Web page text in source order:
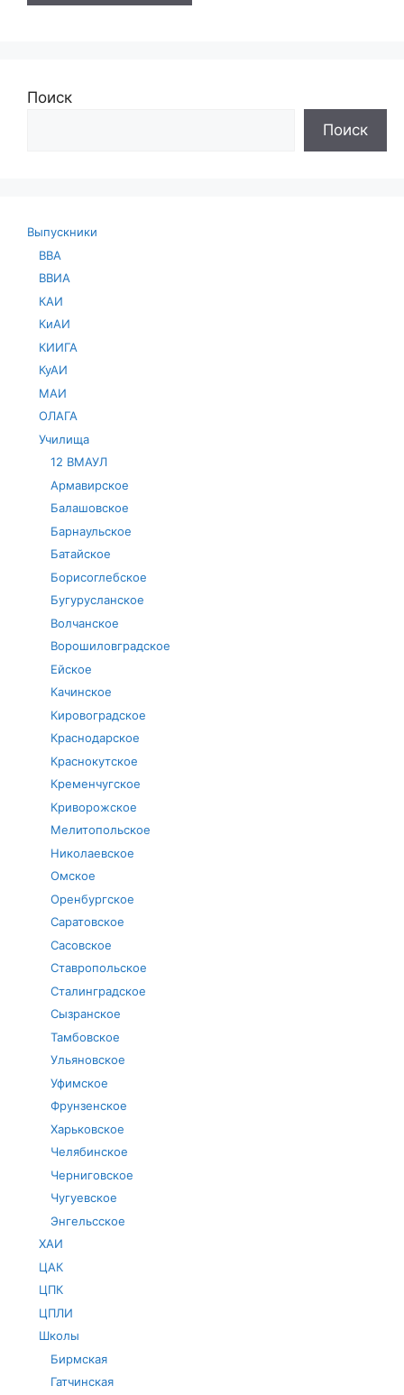
Поиск
Поиск
Выпускники
ВВА
ВВИА
КАИ
КиАИ
КИИГА
КуАИ
МАИ
ОЛАГА
Училища
12 ВМАУЛ
Армавирское
Балашовское
Барнаульское
Батайское
Борисоглебское
Бугурусланское
Волчанское
Ворошиловградское
Ейское
Качинское
Кировоградское
Краснодарское
Краснокутское
Кременчугское
Криворожское
Мелитопольское
Николаевское
Омское
Оренбургское
Саратовское
Сасовское
Ставропольское
Сталинградское
Сызранское
Тамбовское
Ульяновское
Уфимское
Фрунзенское
Харьковское
Челябинское
Черниговское
Чугуевское
Энгельсское
ХАИ
ЦАК
ЦПК
ЦПЛИ
Школы
Бирмская
Гатчинская